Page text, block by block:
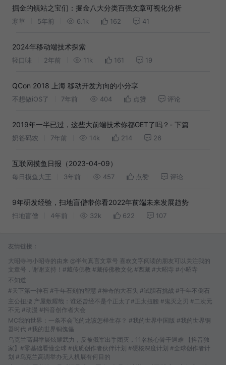
掘金的镇站之宝们：掘金八大分类百强文章可视化分析
寒草 5年前 6.1k 162 41
2024年移动端技术探索
轻口味 2年前 11k 161 19
QCon 2018 上海 移动开发方向的小分享
不想做iOS了 7年前 404 点赞 评论
2019年一半已过，这些大前端技术你都GET了吗？- 下篇
奶爸码农 7年前 14k 214 26
互联网摸鱼日报（2023-04-09）
每日摸鱼大王 3年前 457 点赞 评论
9年研发经验，扫地盲僧带你看2022年前端未来发展趋势
扫地盲僧 4年前 32k 622 107
友情链接：
大昭寺与小昭寺的由来 @半句真言文章号 喜欢文字阅读的朋友可以关注我的
文章号，谢谢支持！#藏传佛教 #藏传佛教文化 #西藏 #大昭寺 #小昭寺
不知道
#天下第一神石 #千年石刻的智慧 #神奇的大石头 #试胆石挑战 #千年不倒石
主公扭腰 产屋敷耀哉：谁还曾经不是个正太了#正太扭腰 #鬼灭之刃 #二次元
不元 #动漫 #抖音创作者大会
MC我的世界：一条不会飞的龙该怎样生存？ #我的世界中国版 #我的世界铜
器时代 #我的世界铜傀儡
乌克兰高调举展炫耀武力，反被俄军出手团灭，11名核心骨干遇难 【抖音独
家】#零基础看懂全球 #优质创作者伙伴计划 #硬核深度计划 #全球创作者计
划 #乌克兰高调举办无人机展有何目的